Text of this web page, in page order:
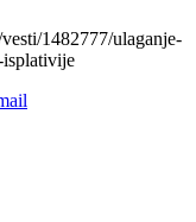
1482777/ulaganje-
isplativije